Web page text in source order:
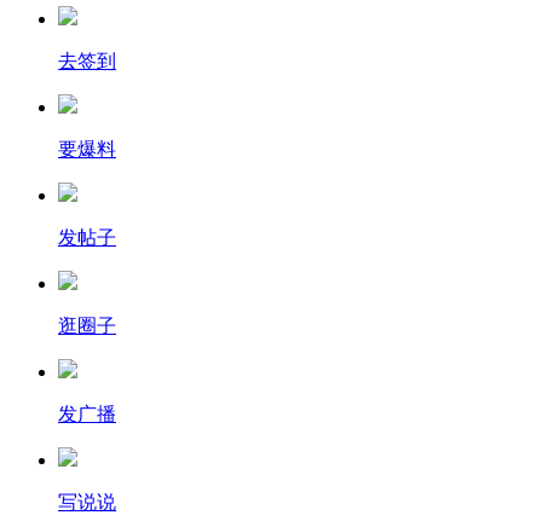
去签到
要爆料
发帖子
逛圈子
发广播
写说说